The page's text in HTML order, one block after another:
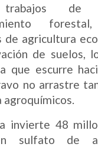
trabajos
de agricultura
de suelos,
que escurre
no arrastre
agroquímicos.
invierte 48
sulfato de